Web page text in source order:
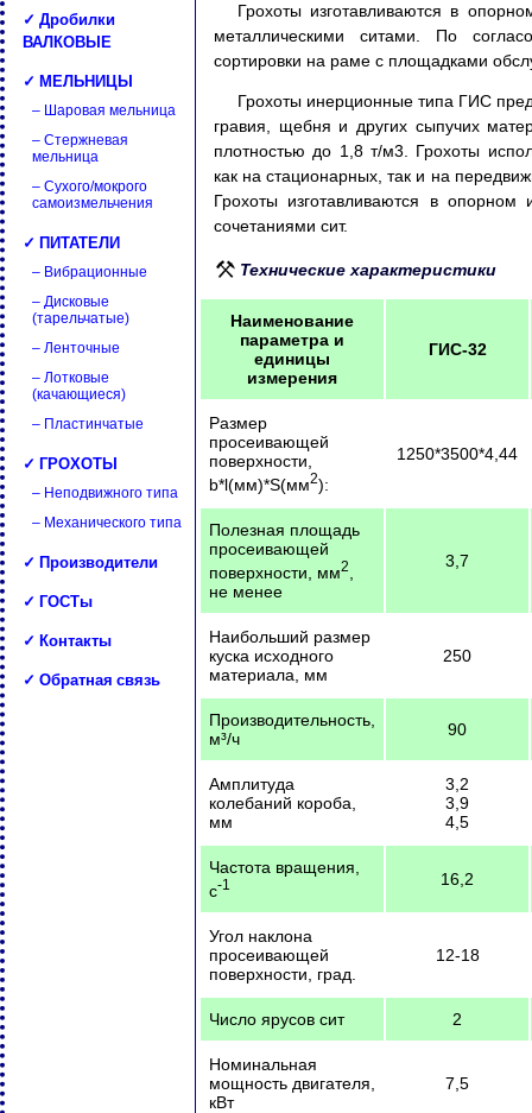
✓ Дробилки
ВАЛКОВЫЕ
✓ МЕЛЬНИЦЫ
– Шаровая мельница
– Стержневая
мельница
– Сухого/мокрого
самоизмельчения
✓ ПИТАТЕЛИ
– Вибрационные
– Дисковые
(тарельчатые)
– Ленточные
– Лотковые
(качающиеся)
– Пластинчатые
✓ ГРОХОТЫ
– Неподвижного типа
– Механического типа
✓ Производители
✓ ГОСТы
✓ Контакты
✓ Обратная связь
Грохоты изготавливаются в
металлическими ситами. По
сортировки на раме с площадками
Грохоты инерционные типа ГИС
гравия, щебня и других сыпучих
плотностью до 1,8 т/м3. Грохоты
как на стационарных, так и на
Грохоты изготавливаются в
сочетаниями сит.
Технические характеристики
Наименование
параметра и
единицы
измерения
ГИС-32
Размер
просеивающей
поверхности,
b*l(мм)*S(мм2):
1250*3500*4,44
Полезная площадь
просеивающей
поверхности, мм2
не менее
3,7
Наибольший размер
куска исходного
материала, мм
250
Производительность,
м³/ч
90
Амплитуда
колебаний короба,
мм
3,2
3,9
4,5
Частота вращения,
с-1 16,2
Угол наклона
просеивающей
поверхности, град.
12-18
Число ярусов сит 2
Номинальная
мощность двигателя,
кВт
7,5